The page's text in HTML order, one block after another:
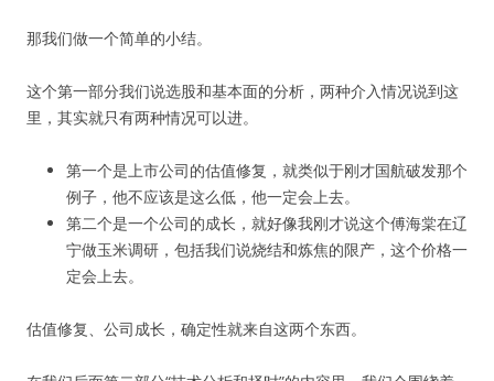
那我们做一个简单的小结。
这个第一部分我们说选股和基本面的分析，两种介入情况说到这
里，其实就只有两种情况可以进。
第一个是上市公司的估值修复，就类似于刚才国航破发那个
例子，他不应该是这么低，他一定会上去。
第二个是一个公司的成长，就好像我刚才说这个傅海棠在辽
宁做玉米调研，包括我们说烧结和炼焦的限产，这个价格一
定会上去。
估值修复、公司成长，确定性就来自这两个东西。